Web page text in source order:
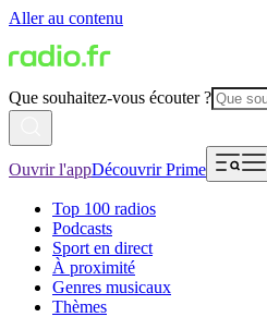
Aller au contenu
Que souhaitez-vous écouter ?
Ouvrir l'appDécouvrir Prime
Top 100 radios
Podcasts
Sport en direct
À proximité
Genres musicaux
Thèmes